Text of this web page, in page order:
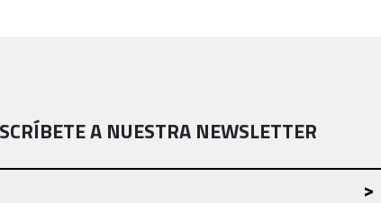
A NUESTRA NEWSLETTER